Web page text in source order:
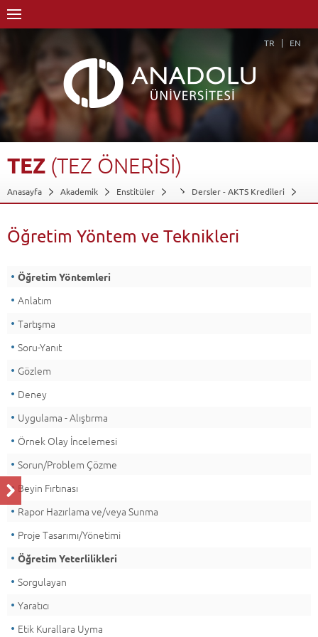
TR EN
TEZ (TEZ ÖNERİSİ)
Anasayfa Akademik Enstitüler
Dersler - AKTS Kredileri
Öğretim Yöntem ve Teknikleri
Öğretim Yöntemleri
Anlatım
Tartışma
Soru-Yanıt
Gözlem
Deney
Uygulama - Alıştırma
Örnek Olay İncelemesi
Sorun/Problem Çözme
Beyin Fırtınası
Rapor Hazırlama ve/veya Sunma
Proje Tasarımı/Yönetimi
Öğretim Yeterlilikleri
Sorgulayan
Yaratıcı
Etik Kurallara Uyma